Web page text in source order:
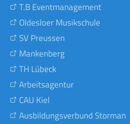
T.B Eventmanagement
Oldesloer Musikschule
SV Preussen
Mankenberg
TH Lübeck
Arbeitsagentur
CAU Kiel
Ausbildungsverbund Storman